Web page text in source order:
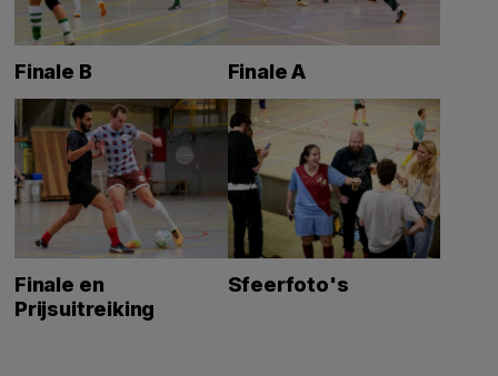
Finale B Finale A
Finale en
Prijsuitreiking
Sfeerfoto's